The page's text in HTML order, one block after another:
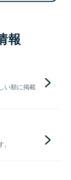
報
い順に掲載